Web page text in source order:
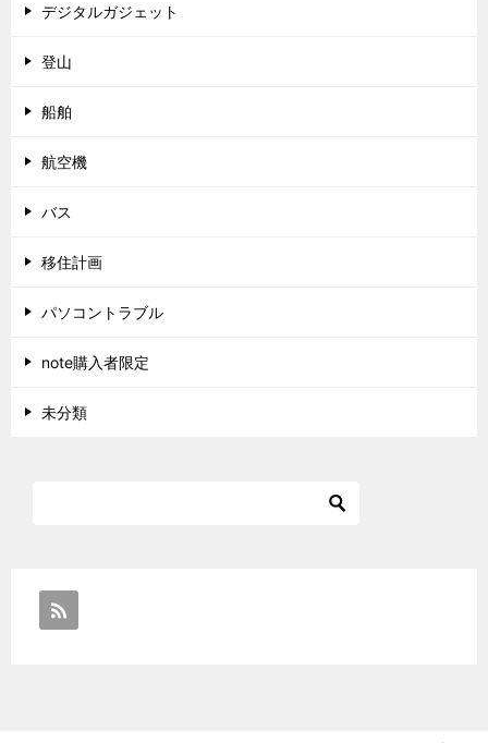
デジタルガジェット
登山
船舶
航空機
バス
移住計画
パソコントラブル
note購入者限定
未分類